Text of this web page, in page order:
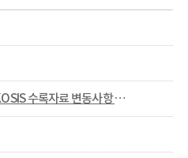
2026년 5월 KOSIS 수록자료 변동사항 안내